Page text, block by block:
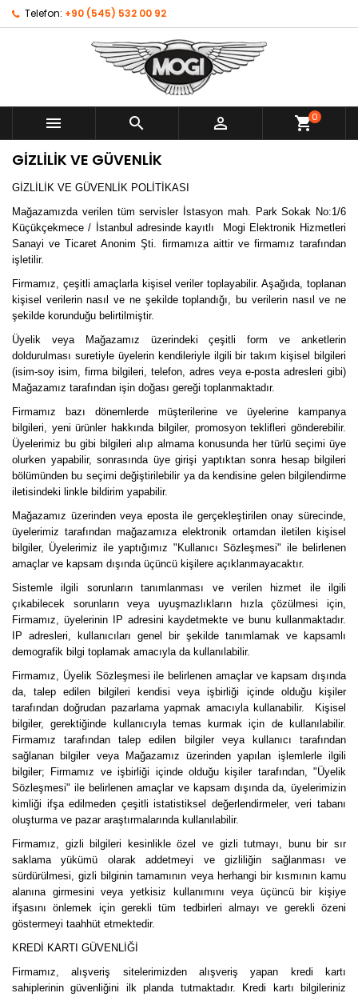
Telefon: +90 (545) 532 00 92
   shopping_cart0
GIZLILIK VE GÜVENLIK
GİZLİLİK VE GÜVENLİK POLİTİKASI
Mağazamızda verilen tüm servisler İstasyon mah. Park Sokak No:1/6
Küçükçekmece / İstanbul adresinde kayıtlı Mogi Elektronik Hizmetleri
Sanayi ve Ticaret Anonim Şti. firmamıza aittir ve firmamız tarafından
işletilir.
Firmamız, çeşitli amaçlarla kişisel veriler toplayabilir. Aşağıda, toplanan
kişisel verilerin nasıl ve ne şekilde toplandığı, bu verilerin nasıl ve ne
şekilde korunduğu belirtilmiştir.
Üyelik veya Mağazamız üzerindeki çeşitli form ve anketlerin
doldurulması suretiyle üyelerin kendileriyle ilgili bir takım kişisel bilgileri
(isim-soy isim, firma bilgileri, telefon, adres veya e-posta adresleri gibi)
Mağazamız tarafından işin doğası gereği toplanmaktadır.
Firmamız bazı dönemlerde müşterilerine ve üyelerine kampanya
bilgileri, yeni ürünler hakkında bilgiler, promosyon teklifleri gönderebilir.
Üyelerimiz bu gibi bilgileri alıp almama konusunda her türlü seçimi üye
olurken yapabilir, sonrasında üye girişi yaptıktan sonra hesap bilgileri
bölümünden bu seçimi değiştirilebilir ya da kendisine gelen bilgilendirme
iletisindeki linkle bildirim yapabilir.
Mağazamız üzerinden veya eposta ile gerçekleştirilen onay sürecinde,
üyelerimiz tarafından mağazamıza elektronik ortamdan iletilen kişisel
bilgiler, Üyelerimiz ile yaptığımız "Kullanıcı Sözleşmesi" ile belirlenen
amaçlar ve kapsam dışında üçüncü kişilere açıklanmayacaktır.
Sistemle ilgili sorunların tanımlanması ve verilen hizmet ile ilgili
çıkabilecek sorunların veya uyuşmazlıkların hızla çözülmesi için,
Firmamız, üyelerinin IP adresini kaydetmekte ve bunu kullanmaktadır.
IP adresleri, kullanıcıları genel bir şekilde tanımlamak ve kapsamlı
demografik bilgi toplamak amacıyla da kullanılabilir.
Firmamız, Üyelik Sözleşmesi ile belirlenen amaçlar ve kapsam dışında
da, talep edilen bilgileri kendisi veya işbirliği içinde olduğu kişiler
tarafından doğrudan pazarlama yapmak amacıyla kullanabilir. Kişisel
bilgiler, gerektiğinde kullanıcıyla temas kurmak için de kullanılabilir.
Firmamız tarafından talep edilen bilgiler veya kullanıcı tarafından
sağlanan bilgiler veya Mağazamız üzerinden yapılan işlemlerle ilgili
bilgiler; Firmamız ve işbirliği içinde olduğu kişiler tarafından, "Üyelik
Sözleşmesi" ile belirlenen amaçlar ve kapsam dışında da, üyelerimizin
kimliği ifşa edilmeden çeşitli istatistiksel değerlendirmeler, veri tabanı
oluşturma ve pazar araştırmalarında kullanılabilir.
Firmamız, gizli bilgileri kesinlikle özel ve gizli tutmayı, bunu bir sır
saklama yükümü olarak addetmeyi ve gizliliğin sağlanması ve
sürdürülmesi, gizli bilginin tamamının veya herhangi bir kısmının kamu
alanına girmesini veya yetkisiz kullanımını veya üçüncü bir kişiye
ifşasını önlemek için gerekli tüm tedbirleri almayı ve gerekli özeni
göstermeyi taahhüt etmektedir.
KREDİ KARTI GÜVENLİĞİ
Firmamız, alışveriş sitelerimizden alışveriş yapan kredi kartı
sahiplerinin güvenliğini ilk planda tutmaktadır. Kredi kartı bilgileriniz